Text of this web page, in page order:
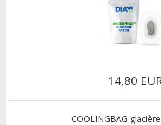
14,80
COOLINGBAG